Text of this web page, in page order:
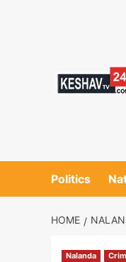
Politics
HOME
Nalanda